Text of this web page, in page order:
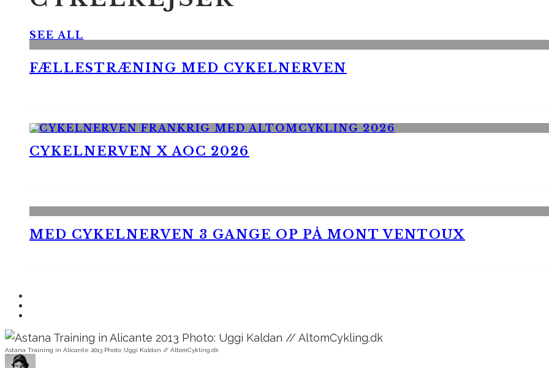
SEE ALL
FÆLLESTRÆNING MED CYKELNERVEN
CYKELNERVEN X AOC 2026
MED CYKELNERVEN 3 GANGE OP PÅ MONT VENTOUX
Astana Training in Alicante 2013 Photo: Uggi Kaldan // AltomCykling.dk